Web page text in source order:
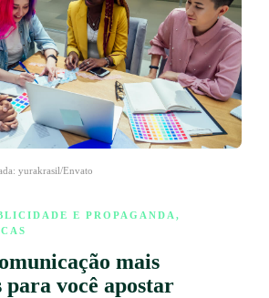
yurakrasil/Envato
E PROPAGANDA ,
mais
para você apostar